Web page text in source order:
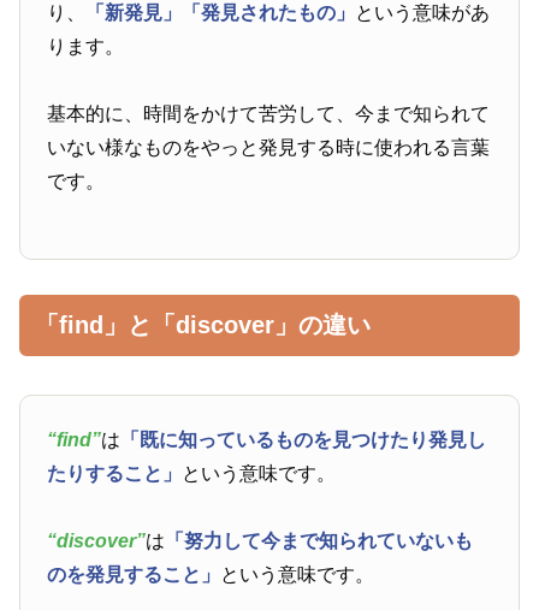
り、
「新発見」 「発見されたもの」 という意味があ
ります。
基本的に、時間をかけて苦労して、今まで知られて
いない様なものをやっと発見する時に使われる言葉
です。
「find」と「discover」の違い
“find”は 「既に知っているものを見つけたり発見し
たりすること」 という意味です。
“discover”は 「努力して今まで知られていないも
のを発見すること」 という意味です。